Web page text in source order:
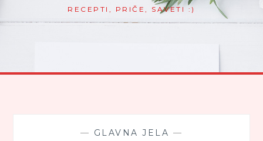
RECEPTI, PRIČE, SAVETI :)
— GLAVNA JELA —